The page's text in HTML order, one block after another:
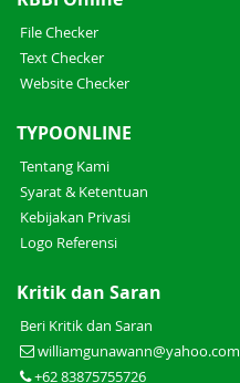
File Checker
Text Checker
Website Checker
TYPOONLINE
Tentang Kami
Syarat & Ketentuan
Kebijakan Privasi
Logo Referensi
Kritik dan Saran
Beri Kritik dan Saran
williamgunawann@yahoo.com
+62 83875755726